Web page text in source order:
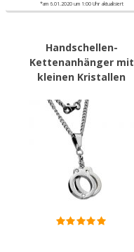
*am 6.01.2020 um 1:00 Uhr aktualisiert
Handschellen-
Kettenanhänger mit
kleinen Kristallen